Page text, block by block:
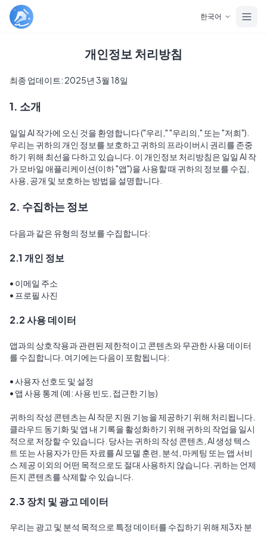
한국어
개인정보 처리방침
최종 업데이트: 2025년 3월 18일
1. 소개
일일 AI 작가에 오신 것을 환영합니다 ("우리," "우리의," 또는 "저희").
우리는 귀하의 개인 정보를 보호하고 귀하의 프라이버시 권리를 존중
하기 위해 최선을 다하고 있습니다. 이 개인정보 처리방침은 일일 AI 작
가 모바일 애플리케이션(이하 "앱")을 사용할 때 귀하의 정보를 수집,
사용, 공개 및 보호하는 방법을 설명합니다.
2. 수집하는 정보
다음과 같은 유형의 정보를 수집합니다:
2.1 개인 정보
• 이메일 주소
• 프로필 사진
2.2 사용 데이터
앱과의 상호작용과 관련된 제한적이고 콘텐츠와 무관한 사용 데이터
를 수집합니다. 여기에는 다음이 포함됩니다:
• 사용자 선호도 및 설정
• 앱 사용 통계 (예: 사용 빈도, 접근한 기능)
귀하의 작성 콘텐츠는 AI 작문 지원 기능을 제공하기 위해 처리됩니다.
클라우드 동기화 및 앱 내 기록을 활성화하기 위해 귀하의 작업을 일시
적으로 저장할 수 있습니다. 당사는 귀하의 작성 콘텐츠, AI 생성 텍스
트 또는 사용자가 만든 자료를 AI 모델 훈련, 분석, 마케팅 또는 앱 서비
스 제공 이외의 어떤 목적으로도 절대 사용하지 않습니다. 귀하는 언제
든지 콘텐츠를 삭제할 수 있습니다.
2.3 장치 및 광고 데이터
우리는 광고 및 분석 목적으로 특정 데이터를 수집하기 위해 제3자 분